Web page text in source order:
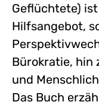
Geflüchtete)
Hilfsangebot,
Bürokratie, hin
und
Das Buch